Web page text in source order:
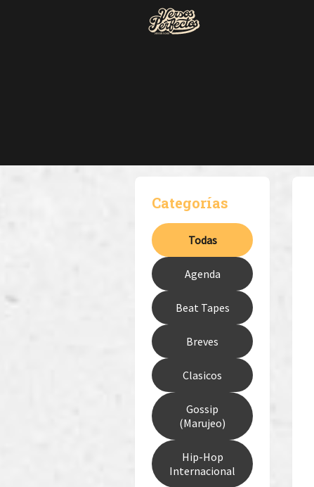
Categorías
Todas
Agenda
Beat Tapes
Breves
Clasicos
Gossip
(Marujeo)
Hip-Hop
Internacional